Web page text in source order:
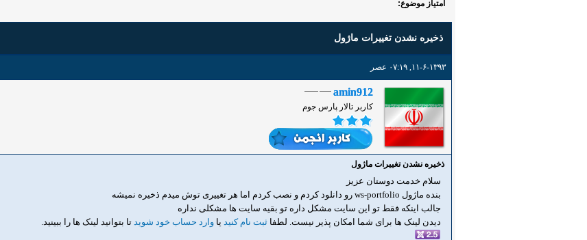
امتیاز موضوع:
ذخیره نشدن تغییرات ماژول
۱۱-۶-۱۳۹۳, ۰۷:۱۹ عصر
amin912
کاربر تالار پارس جوم
ذخیره نشدن تغییرات ماژول
سلام خدمت دوستان عزیز
بنده ماژول ws-portfolio رو دانلود کردم و نصب کردم اما هر تغییری توش میدم ذخیره نمیشه
جالب اینکه فقط تو این سایت مشکل داره تو بقیه سایت ها مشکلی نداره
دیدن لینک ها برای شما امکان پذیر نیست. لطفا ثبت نام کنید یا وارد حساب خود شوید تا بتوانید لینک ها را ببینید.